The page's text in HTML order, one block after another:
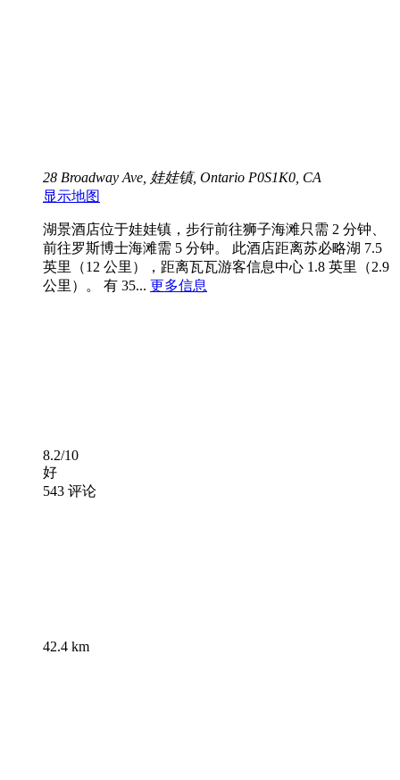
28 Broadway Ave, 娃娃镇, Ontario P0S1K0, CA
显示地图
湖景酒店位于娃娃镇，步行前往狮子海滩只需 2 分钟、
前往罗斯博士海滩需 5 分钟。 此酒店距离苏必略湖 7.5
英里（12 公里），距离瓦瓦游客信息中心 1.8 英里（2.9
公里）。 有 35... 更多信息
8.2/10
好
543 评论
42.4 km